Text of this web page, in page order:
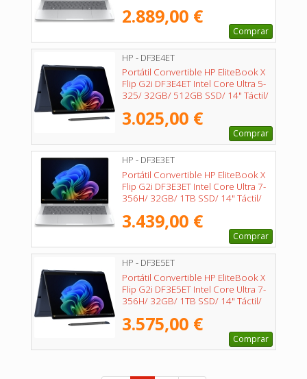
2.889,00 €
Comprar
HP - DF3E4ET
Portátil Convertible HP EliteBook X
Flip G2i DF3E4ET Intel Core Ultra 5-
325/ 32GB/ 512GB SSD/ 14" Táctil/
3.025,00 €
Comprar
HP - DF3E3ET
Portátil Convertible HP EliteBook X
Flip G2i DF3E3ET Intel Core Ultra 7-
356H/ 32GB/ 1TB SSD/ 14" Táctil/
3.439,00 €
Comprar
HP - DF3E5ET
Portátil Convertible HP EliteBook X
Flip G2i DF3E5ET Intel Core Ultra 7-
356H/ 32GB/ 1TB SSD/ 14" Táctil/
3.575,00 €
Comprar